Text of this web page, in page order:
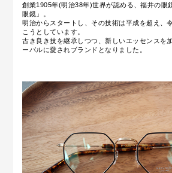
創業1905年(明治38年)世界が認める、福井の眼
眼鏡」。
明治からスタートし、その技術は平成を超え、
こうとしています。
古き良き技を継承しつつ、新しいエッセンスを
ーバルに愛されブランドとなりました。